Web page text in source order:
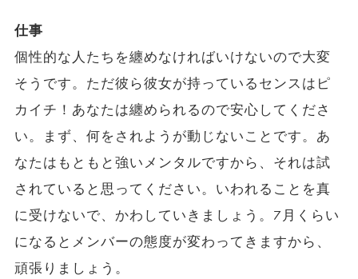
仕事
個性的な人たちを纏めなければいけないので大変
そうです。ただ彼ら彼女が持っているセンスはピ
カイチ！あなたは纏められるので安心してくださ
い。まず、何をされようが動じないことです。あ
なたはもともと強いメンタルですから、それは試
されていると思ってください。いわれることを真
に受けないで、かわしていきましょう。7月くらい
になるとメンバーの態度が変わってきますから、
頑張りましょう。